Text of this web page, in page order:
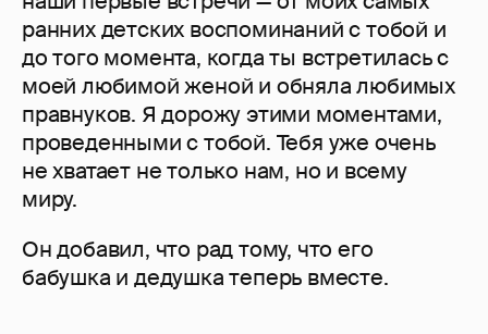
ранних детских воспоминаний с тобой и
до того момента, когда ты встретилась с
моей любимой женой и обняла любимых
правнуков. Я дорожу этими моментами,
проведенными с тобой. Тебя уже очень
не хватает не только нам, но и всему
миру.
Он добавил, что рад тому, что его
бабушка и дедушка теперь вместе.